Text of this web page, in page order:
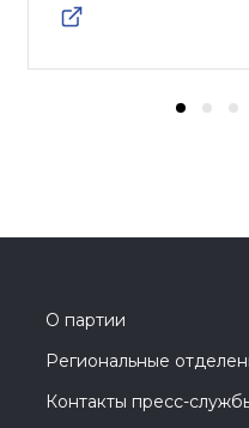
О партии
Региональные
Контакты пресс-